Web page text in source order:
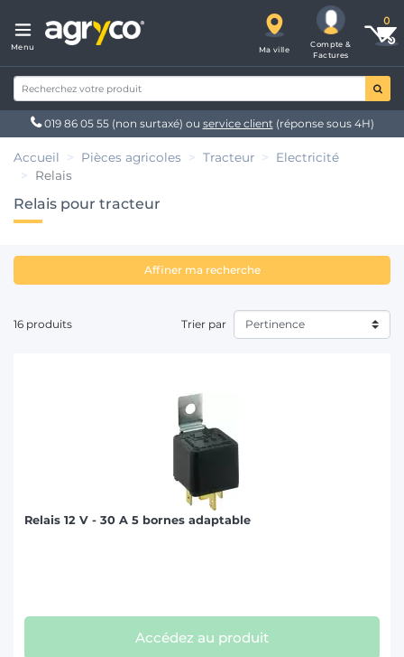
Menu Ma ville
Compte &
Factures
019 86 05 55 (non surtaxé) ou service client(réponse sous 4H)
Accueil Pièces agricoles Tracteur
Electricité
Relais
Relais pour tracteur
Affiner ma recherche
16 produits Trier par
Relais 12 V - 30 A 5 bornes adaptable
Accédez au produit